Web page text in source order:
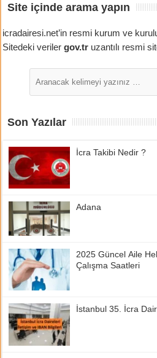
Site içinde arama yapın
icradairesi.net’in resmi kurum ve
Sitedeki verilergov.tr uzantılı resmi
Son Yazılar
İcra Takibi Nedir ?
Adana
2025 Güncel Aile
Çalışma Saatleri
İstanbul 35. İcra